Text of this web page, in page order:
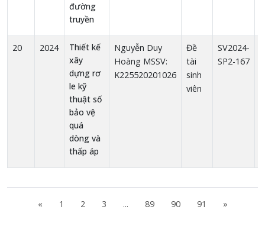
đường
truyền
20 2024
Thiết kế
xây
dựng rơ
le kỹ
thuật số
bảo vệ
quá
dòng và
thấp áp
Nguyễn Duy
Hoàng MSSV:
K225520201026
Đề
tài
sinh
viên
SV2024-
SP2-167
« 1 2 3 ... 89 90 91 »